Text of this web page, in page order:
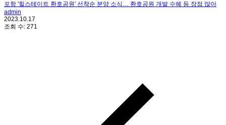
포항 '힐스테이트 환호공원' 선착순 분양 소식… 환호공원 개발 수혜 등 장점 많아
admin
2023.10.17
조회 수: 271